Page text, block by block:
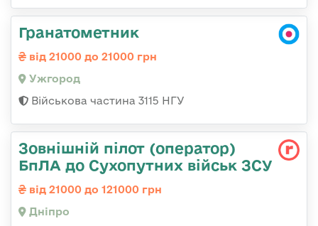
Гранатометник
від 21000 до 21000 грн
Ужгород
Військова частина 3115 НГУ
Зовнішній пілот (оператор)
БпЛА до Сухопутних військ ЗСУ
від 21000 до 121000 грн
Дніпро